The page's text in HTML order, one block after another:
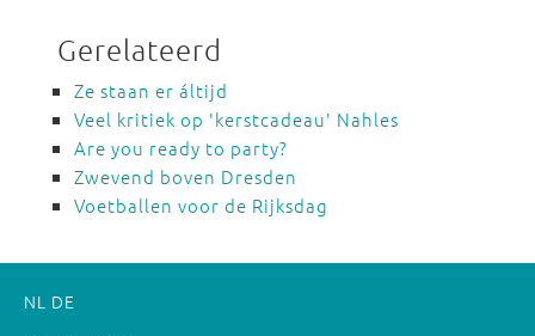
Gerelateerd
Ze staan er áltijd
Veel kritiek op 'kerstcadeau' Nahles
Are you ready to party?
Zwevend boven Dresden
Voetballen voor de Rijksdag
NL DE